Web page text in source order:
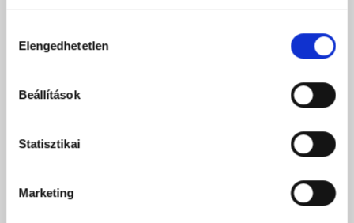
kiválasztása
Elengedhetetlen
Beállítások
Statisztikai
Marketing